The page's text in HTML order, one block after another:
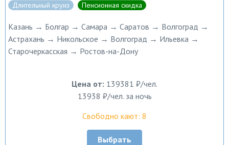
Длительный круиз Пенсионная скидка
Казань → Болгар → Самара → Саратов → Волгоград →
Астрахань → Никольское → Волгоград → Ильевка →
Старочеркасская → Ростов-на-Дону
Цена от: 139381 ₽/чел.
13938 ₽/чел. за ночь
Свободно кают: 8
Выбрать